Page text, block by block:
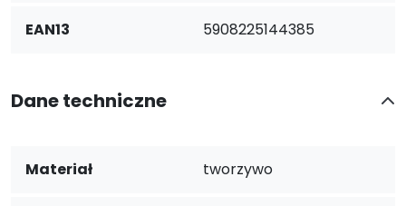
EAN13 5908225144385
Dane techniczne
Materiał tworzywo